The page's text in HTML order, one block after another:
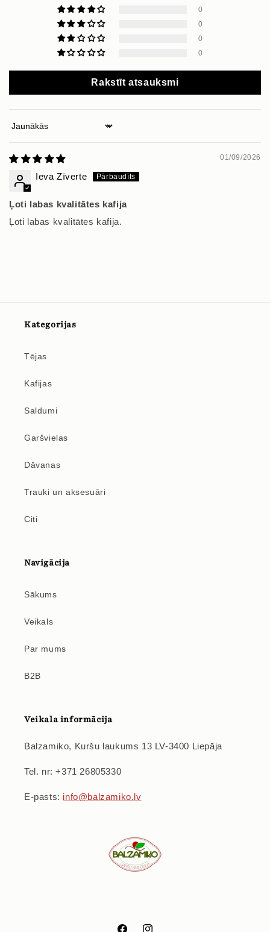
0
0
0
0
Rakstīt atsauksmi
Sort by
01/09/2026
Ieva Zīverte
Ļoti labas kvalitātes kafija
Ļoti labas kvalitātes kafija.
Kategorijas
Tējas
Kafijas
Saldumi
Garšvielas
Dāvanas
Trauki un aksesuāri
Citi
Navigācija
Sākums
Veikals
Par mums
B2B
Veikala informācija
Balzamiko, Kuršu laukums 13 LV-3400 Liepāja
Tel. nr: +371 26805330
E-pasts: info@balzamiko.lv